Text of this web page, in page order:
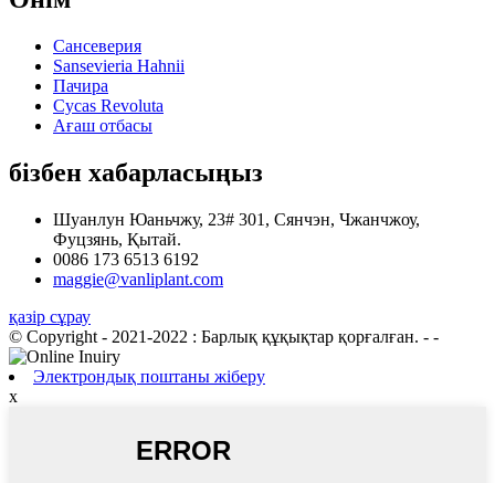
Сансеверия
Sansevieria Hahnii
Пачира
Cycas Revoluta
Ағаш отбасы
бізбен хабарласыңыз
Шуанлун Юаньчжу, 23# 301, Сянчэн, Чжанчжоу,
Фуцзянь, Қытай.
0086 173 6513 6192
maggie@vanliplant.com
қазір сұрау
© Copyright - 2021-2022 : Барлық құқықтар қорғалған. - -
Электрондық поштаны жіберу
x